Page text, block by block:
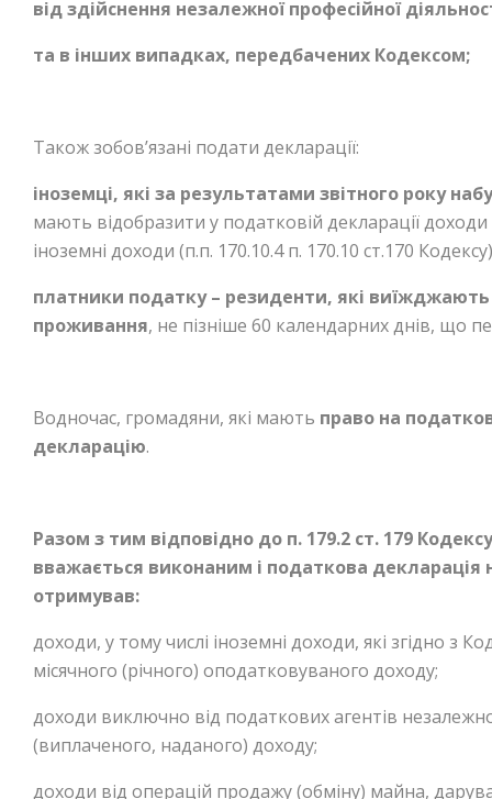
від здійснення незалежної професійної
та в інших випадках, передбачених Кодексом;
Також зобов’язані подати декларації:
іноземці, які за результатами звітного року
мають відобразити у податковій декларації
іноземні доходи (п.п. 170.10.4 п. 170.10 ст.170
платники податку – резиденти, які виїжджають
проживання, не пізніше 60 календарних днів, що
Водночас, громадяни, які мають право на
декларацію.
Разом з тим відповідно до п. 179.2 ст. 179
вважається виконаним і податкова
отримував:
доходи, у тому числі іноземні доходи, які згідно з
місячного (річного) оподатковуваного доходу;
доходи виключно від податкових агентів
(виплаченого, наданого) доходу;
доходи від операцій продажу (обміну) майна,